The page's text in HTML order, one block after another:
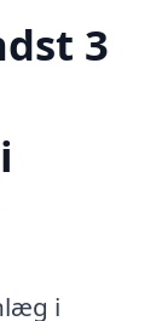
3
i